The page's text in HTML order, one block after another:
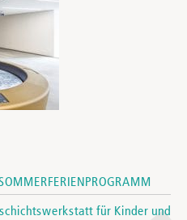
für Kinder und